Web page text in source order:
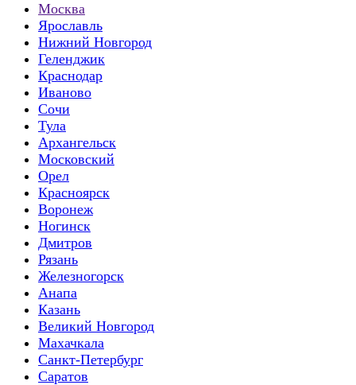
Москва
Ярославль
Нижний Новгород
Геленджик
Краснодар
Иваново
Сочи
Тула
Архангельск
Московский
Орел
Красноярск
Воронеж
Ногинск
Дмитров
Рязань
Железногорск
Анапа
Казань
Великий Новгород
Махачкала
Санкт-Петербург
Саратов